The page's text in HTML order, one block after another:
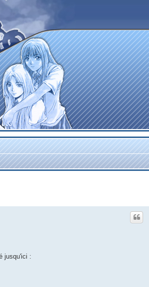
jusqu'ici :